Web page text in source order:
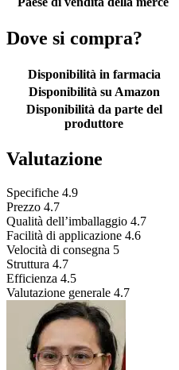
Dove si compra?
Disponibilità in farmacia
Disponibilità su Amazon
Disponibilità da parte del
produttore
Valutazione
Specifiche 4.9
Prezzo 4.7
Qualità dell’imballaggio 4.7
Facilità di applicazione 4.6
Velocità di consegna 5
Struttura 4.7
Efficienza 4.5
Valutazione generale 4.7